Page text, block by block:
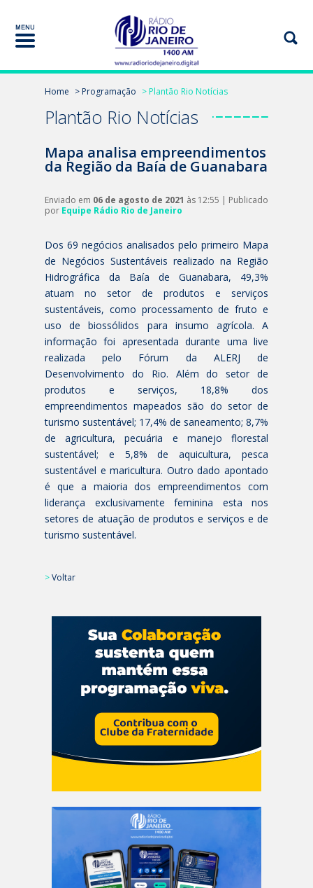
Home > Programação > Plantão Rio Notícias
Plantão Rio Notícias
Mapa analisa empreendimentos
da Região da Baía de Guanabara
Enviado em 06 de agosto de 2021 às 12:55 | Publicado
por Equipe Rádio Rio de Janeiro
Dos 69 negócios analisados pelo primeiro Mapa
de Negócios Sustentáveis realizado na Região
Hidrográfica da Baía de Guanabara, 49,3%
atuam no setor de produtos e serviços
sustentáveis, como processamento de fruto e
uso de biossólidos para insumo agrícola. A
informação foi apresentada durante uma live
realizada pelo Fórum da ALERJ de
Desenvolvimento do Rio. Além do setor de
produtos e serviços, 18,8% dos
empreendimentos mapeados são do setor de
turismo sustentável; 17,4% de saneamento; 8,7%
de agricultura, pecuária e manejo florestal
sustentável; e 5,8% de aquicultura, pesca
sustentável e maricultura. Outro dado apontado
é que a maioria dos empreendimentos com
liderança exclusivamente feminina esta nos
setores de atuação de produtos e serviços e de
turismo sustentável.
>Voltar